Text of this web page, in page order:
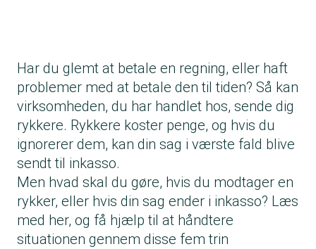
Har du glemt at betale en regning, eller haft
problemer med at betale den til tiden? Så kan
virksomheden, du har handlet hos, sende dig
rykkere. Rykkere koster penge, og hvis du
ignorerer dem, kan din sag i værste fald blive
sendt til inkasso.
Men hvad skal du gøre, hvis du modtager en
rykker, eller hvis din sag ender i inkasso? Læs
med her, og få hjælp til at håndtere
situationen gennem disse fem trin